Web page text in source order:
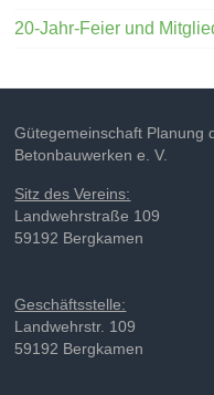
20-Jahr-Feier und
Gütegemeinschaft Planung
Betonbauwerken e. V.
Sitz des Vereins:
Landwehrstraße 109
59192 Bergkamen
Geschäftsstelle:
Landwehrstr. 109
59192 Bergkamen